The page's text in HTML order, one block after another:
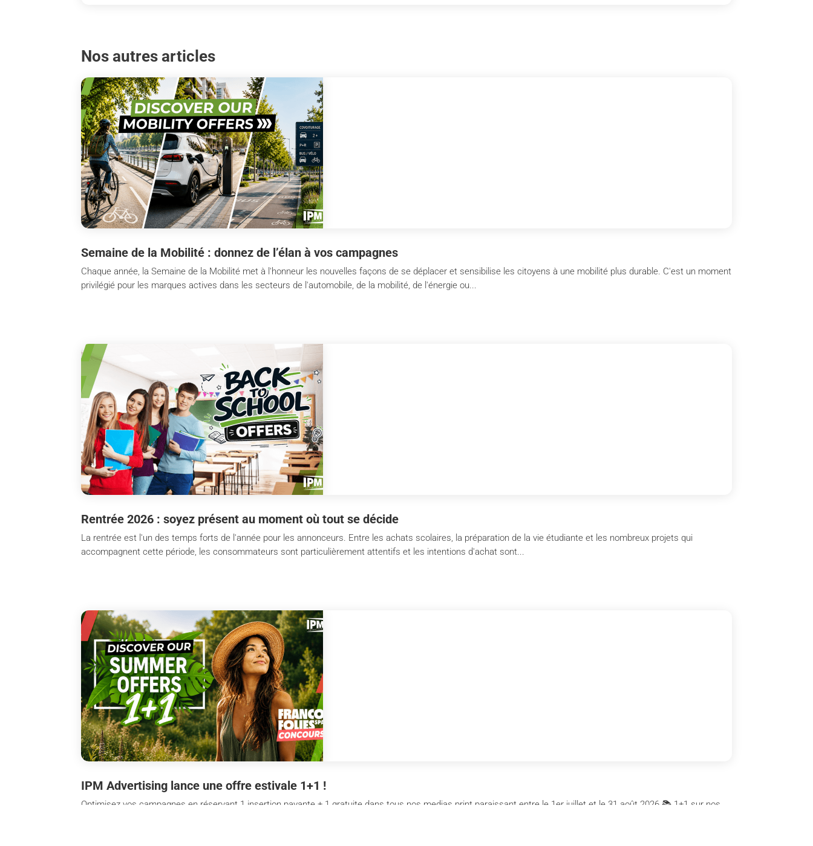
Nos autres articles
Semaine de la Mobilité : donnez de l’élan à vos campagnes
Chaque année, la Semaine de la Mobilité met à l'honneur les nouvelles façons de se déplacer et sensibilise les citoyens à une mobilité plus durable. C'est un moment
privilégié pour les marques actives dans les secteurs de l'automobile, de la mobilité, de l'énergie ou...
Rentrée 2026 : soyez présent au moment où tout se décide
La rentrée est l'un des temps forts de l'année pour les annonceurs. Entre les achats scolaires, la préparation de la vie étudiante et les nombreux projets qui
accompagnent cette période, les consommateurs sont particulièrement attentifs et les intentions d'achat sont...
IPM Advertising lance une offre estivale 1+1 !
Optimisez vos campagnes en réservant 1 insertion payante + 1 gratuite dans tous nos medias print paraissant entre le 1er juillet et le 31 août 2026 📚 1+1 sur nos